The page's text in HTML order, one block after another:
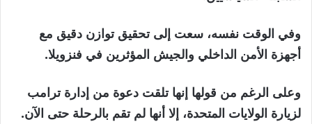
وفي الوقت نفسه، سعت إلى تحقيق توازن دقيق مع
أجهزة الأمن الداخلي والجيش المؤثرين في فنزويلا.
وعلى الرغم من قولها إنها تلقت دعوة من إدارة ترامب
لزيارة الولايات المتحدة، إلا أنها لم تقم بالرحلة حتى الآن.